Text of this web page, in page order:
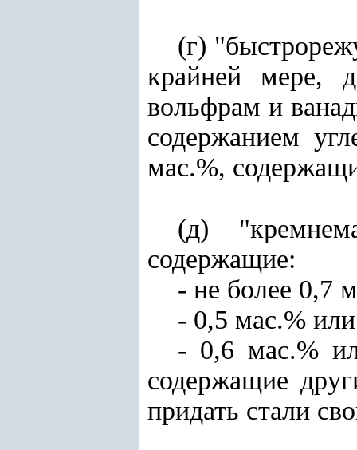
(г)
крайней мере,
вольфрам и
содержанием
мас.%,
(д)
содержащие:
- не более 0,7
- 0,5 мас.%
- 0,6 мас.%
содержащие
придать стали